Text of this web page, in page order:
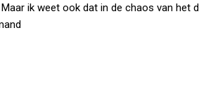
ik weet ook dat in de chaos van het